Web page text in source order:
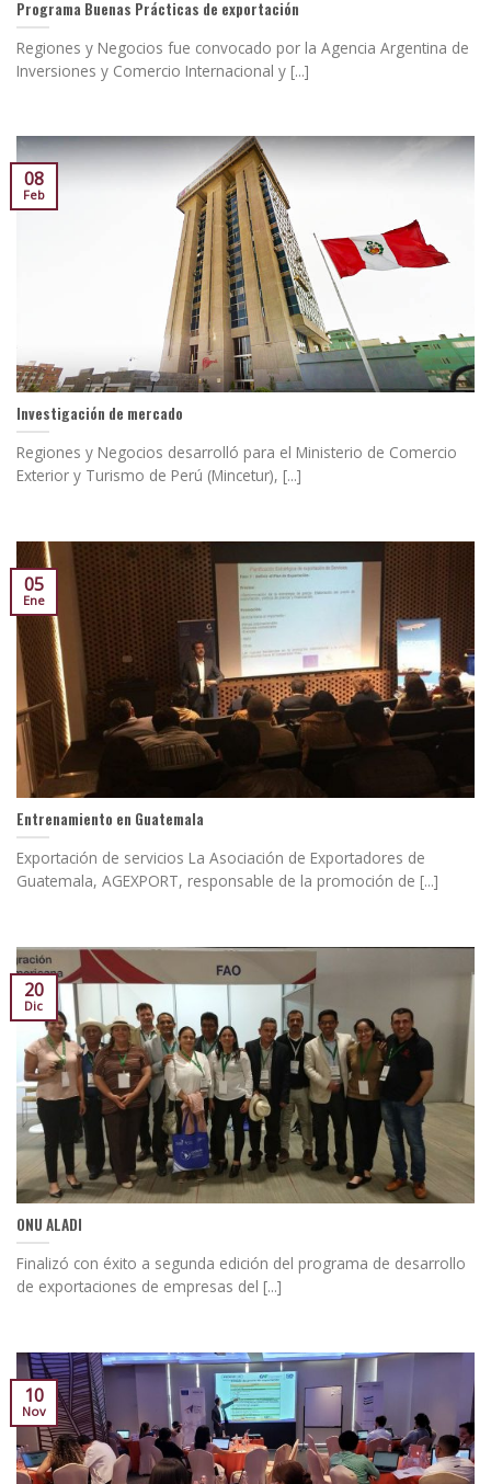
Programa Buenas Prácticas de exportación
Regiones y Negocios fue convocado por la Agencia Argentina de
Inversiones y Comercio Internacional y [...]
Investigación de mercado
Regiones y Negocios desarrolló para el Ministerio de Comercio
Exterior y Turismo de Perú (Mincetur), [...]
08
Feb
Entrenamiento en Guatemala
Exportación de servicios La Asociación de Exportadores de
Guatemala, AGEXPORT, responsable de la promoción de [...]
05
Ene
ONU ALADI
Finalizó con éxito a segunda edición del programa de desarrollo
de exportaciones de empresas del [...]
20
Dic
10
Nov